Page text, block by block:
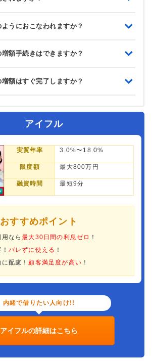
うにおこなわれますか？
額手続きはできますか？
額はすぐ完了しますか？
アイフル
実質年率 3.0%〜18.0%
限度額 最大800万円
融資時間 最短9分
おすすめポイント
用なら最大30日間の利息ゼロ ！
バレずに使える ！
配慮！ 顧客満足度が高い ！
内緒で借りたい人向け!!
アイフルの詳細はこちら